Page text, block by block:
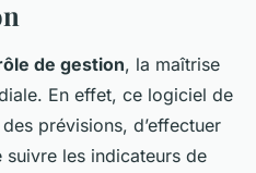
de gestion, la maîtrise
En effet, ce logiciel de
prévisions, d’effectuer
les indicateurs de